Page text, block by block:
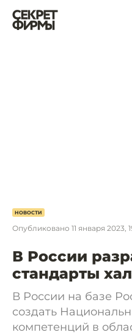
НОВОСТИ
Опубликовано 11 января 2023,
В России
стандарты
В России на базе
создать
компетенций в